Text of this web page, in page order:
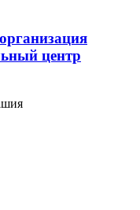
центр